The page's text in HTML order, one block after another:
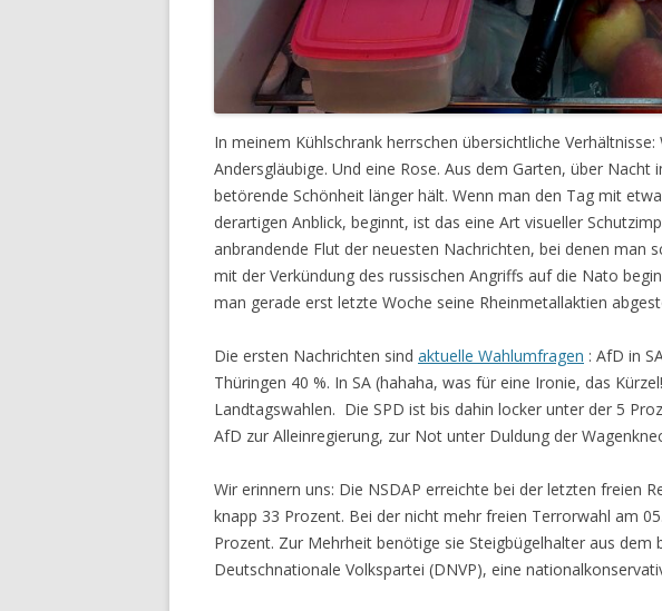
In meinem Kühlschrank herrschen übersichtliche
Andersgläubige. Und eine Rose. Aus dem Garten, über
betörende Schönheit länger hält. Wenn man den Tag mit
derartigen Anblick, beginnt, ist das eine Art visueller
anbrandende Flut der neuesten Nachrichten, bei denen man
mit der Verkündung des russischen Angriffs auf die Nato
man gerade erst letzte Woche seine Rheinmetallaktien
Die ersten Nachrichten sind aktuelle Wahlumfragen : AfD in
Thüringen 40 %. In SA (hahaha, was für eine Ironie, das
Landtagswahlen. Die SPD ist bis dahin locker unter der 5
AfD zur Alleinregierung, zur Not unter Duldung der
Wir erinnern uns: Die NSDAP erreichte bei der letzten freien
knapp 33 Prozent. Bei der nicht mehr freien Terrorwahl am
Prozent. Zur Mehrheit benötige sie Steigbügelhalter aus dem
Deutschnationale Volkspartei (DNVP), eine